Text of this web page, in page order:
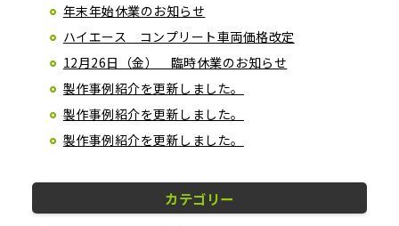
年末年始休業のお知らせ
ハイエース コンプリート車両価格改定
12月26日（金） 臨時休業のお知らせ
製作事例紹介を更新しました。
製作事例紹介を更新しました。
製作事例紹介を更新しました。
カテゴリー